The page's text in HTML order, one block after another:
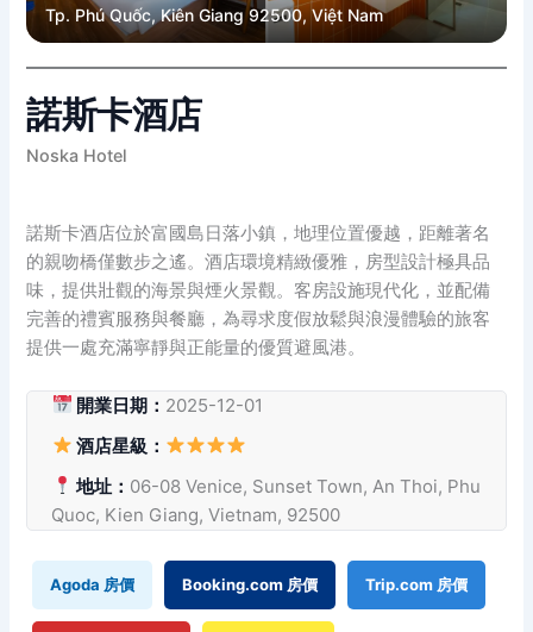
Tp. Phú Quốc, Kiên Giang 92500, Việt Nam
諾斯卡酒店
Noska Hotel
諾斯卡酒店位於富國島日落小鎮，地理位置優越，距離著名
的親吻橋僅數步之遙。酒店環境精緻優雅，房型設計極具品
味，提供壯觀的海景與煙火景觀。客房設施現代化，並配備
完善的禮賓服務與餐廳，為尋求度假放鬆與浪漫體驗的旅客
提供一處充滿寧靜與正能量的優質避風港。
開業日期： 2025-12-01
酒店星級：
地址： 06-08 Venice, Sunset Town, An Thoi, Phu
Quoc, Kien Giang, Vietnam, 92500
Agoda 房價 Booking.com 房價 Trip.com 房價